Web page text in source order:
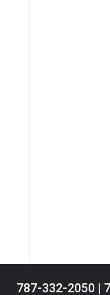
787-332-2050 |